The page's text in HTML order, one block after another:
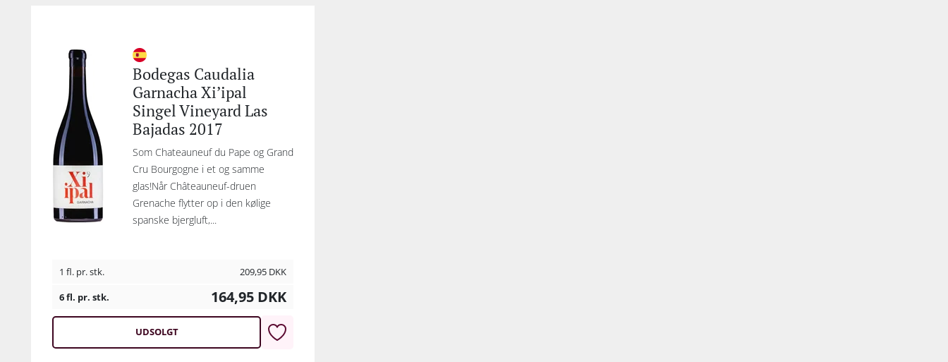
Bodegas Caudalia
Garnacha Xi’ipal
Singel Vineyard Las
Bajadas 2017
Som Chateauneuf du Pape og Grand
Cru Bourgogne i et og samme
glas!Når Châteauneuf-druen
Grenache flytter op i den kølige
spanske bjergluft,...
1 fl. pr. stk. 209,95 DKK
6 fl. pr. stk.
164,95 DKK
UDSOLGT